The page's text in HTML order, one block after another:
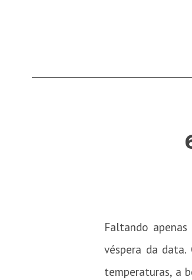
Faltando
véspera da
temperaturas, a